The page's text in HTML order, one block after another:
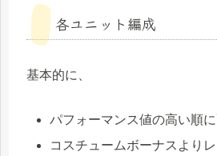
各ユニット編成
基本的に、
パフォーマンス値の高い順
コスチュームボーナスより